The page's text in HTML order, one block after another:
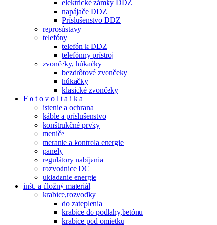
elektrické zámky DDZ
napájače DDZ
Príslušenstvo DDZ
reprosústavy
telefóny
telefón k DDZ
telefónny prístroj
zvončeky, húkačky
bezdrôtové zvončeky
húkačky
klasické zvončeky
F o t o v o l t a i k a
istenie a ochrana
káble a príslušenstvo
konštrukčné prvky
meniče
meranie a kontrola energie
panely
regulátory nabíjania
rozvodnice DC
ukladanie energie
inšt. a úložný materiál
krabice,rozvodky
do zateplenia
krabice do podlahy,betónu
krabice pod omietku